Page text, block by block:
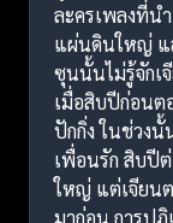
ละครเพลงที่น
แผ่นดินใหญ่ แ
ซุนนั้นไม่รู้จักเ
เมื่อสิบปีก่อนต
ปักกิ่ง ในช่วง
เพื่อนรัก สิบปี
ใหญ่ แต่เจียน
มาก่อน การป